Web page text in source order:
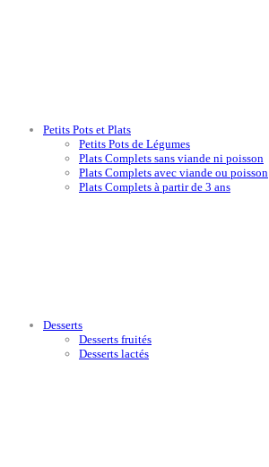
Petits Pots et Plats
Petits Pots de Légumes
Plats Complets sans viande ni poisson
Plats Complets avec viande ou poisson
Plats Complets à partir de 3 ans
Desserts
Desserts fruités
Desserts lactés